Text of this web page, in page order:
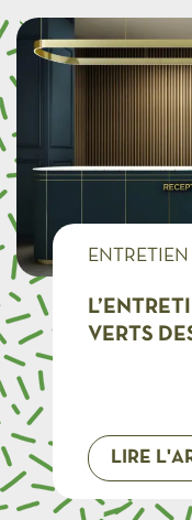
VERTS
LIRE